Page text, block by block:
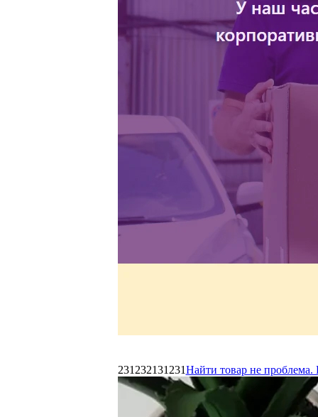
231232131231Найти товар не проблема.